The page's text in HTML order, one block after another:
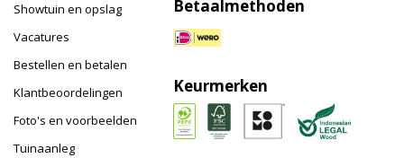
Showtuin en opslag
Vacatures
Bestellen en betalen
Klantbeoordelingen
Foto's en voorbeelden
Tuinaanleg
Betaalmethoden
Keurmerken